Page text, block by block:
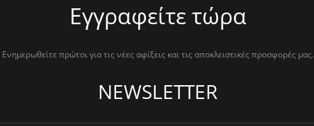
Εγγραφείτε τώρα
Ενημερωθείτε πρώτοι για τις νέες αφίξεις και τις αποκλειστικές προσφορές μας.
NEWSLETTER